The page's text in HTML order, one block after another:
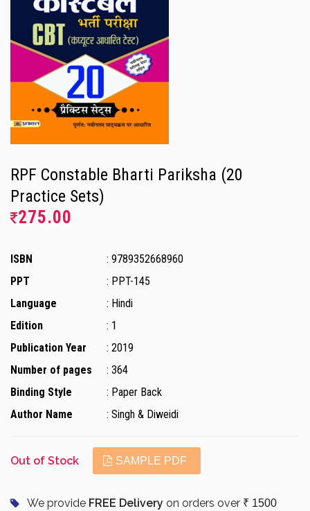
RPF Constable Bharti Pariksha (20
Practice Sets)
275.00
ISBN
: 9789352668960
PPT
: PPT-145
Language
: Hindi
Edition
: 1
Publication Year
: 2019
Number of pages
: 364
Binding Style
: Paper Back
Author Name
: Singh & Diweidi
Out of Stock SAMPLE PDF
We provide FREE Delivery on orders over ₹ 1500